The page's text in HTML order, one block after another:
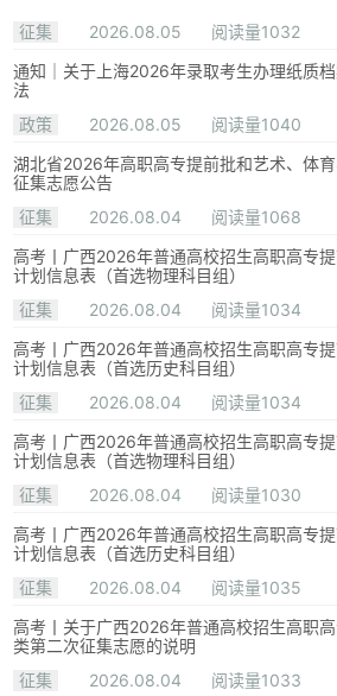
征集 2026.08.05
阅读量1032
通知｜关于上海2026年录取考生办理纸质
法
政策
2026.08.05
阅读量1040
湖北省2026年高职高专提前批和艺术、体
征集志愿公告
征集
2026.08.04
阅读量1068
高考丨广西2026年普通高校招生高职高专
计划信息表（首选物理科目组）
征集
2026.08.04
阅读量1034
高考丨广西2026年普通高校招生高职高专
计划信息表（首选历史科目组）
征集
2026.08.04
阅读量1034
高考丨广西2026年普通高校招生高职高专
计划信息表（首选物理科目组）
征集
2026.08.04
阅读量1030
高考丨广西2026年普通高校招生高职高专
计划信息表（首选历史科目组）
征集
2026.08.04
阅读量1035
高考丨关于广西2026年普通高校招生高职
类第二次征集志愿的说明
征集
2026.08.04
阅读量1033